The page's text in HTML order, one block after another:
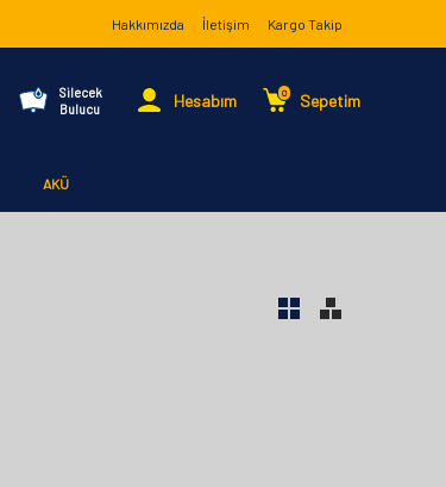
Hakkımızda İletişim Kargo Takip
Silecek
Bulucu
Hesabım 0 Sepetim
AKÜ